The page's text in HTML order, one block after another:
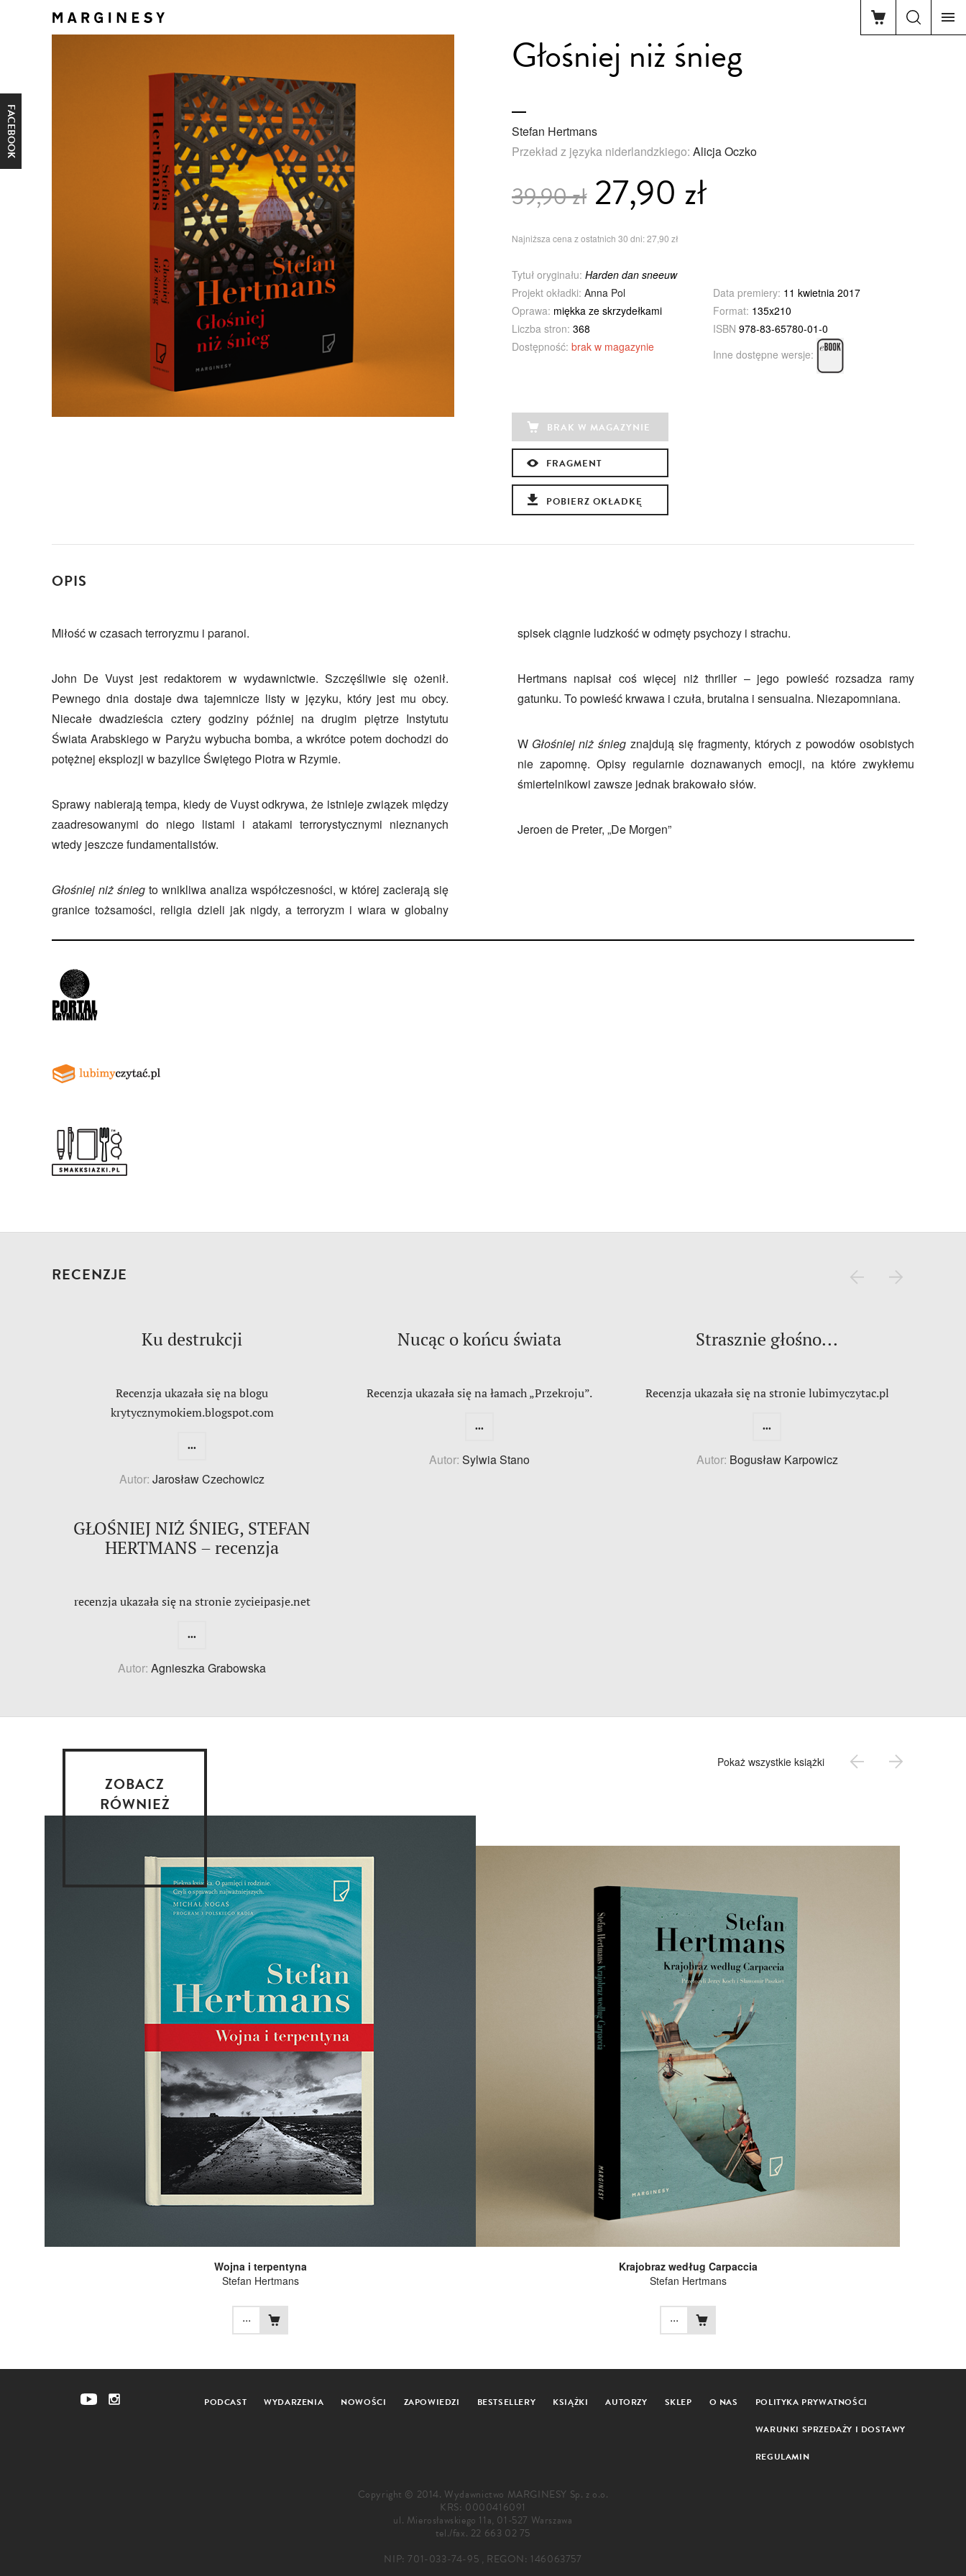
FACEBOOK
Głośniej niż śnieg
Stefan Hertmans
Przekład z języka niderlandzkiego: Alicja Oczko
39,90 zł27,90 zł
Najniższa cena z ostatnich 30 dni: 27,90 zł
Tytuł oryginału: Harden dan sneeuw
Projekt okładki: Anna Pol Data premiery: 11 kwietnia 2017
Oprawa: miękka ze skrzydełkami Format: 135x210
Liczba stron: 368 ISBN 978-83-65780-01-0
Dostępność: brak w magazynie
Inne dostępne wersje:
BRAK W MAGAZYNIE
FRAGMENT
POBIERZ OKŁADKĘ
OPIS
Miłość w czasach terroryzmu i paranoi.
John De Vuyst jest redaktorem w wydawnictwie. Szczęśliwie się ożenił.
Pewnego dnia dostaje dwa tajemnicze listy w języku, który jest mu obcy.
Niecałe dwadzieścia cztery godziny później na drugim piętrze Instytutu
Świata Arabskiego w Paryżu wybucha bomba, a wkrótce potem dochodzi do
potężnej eksplozji w bazylice Świętego Piotra w Rzymie.
Sprawy nabierają tempa, kiedy de Vuyst odkrywa, że istnieje związek między
zaadresowanymi do niego listami i atakami terrorystycznymi nieznanych
wtedy jeszcze fundamentalistów.
Głośniej niż śnieg to wnikliwa analiza współczesności, w której zacierają się
granice tożsamości, religia dzieli jak nigdy, a terroryzm i wiara w globalny
spisek ciągnie ludzkość w odmęty psychozy i strachu.
Hertmans napisał coś więcej niż thriller – jego powieść rozsadza ramy
gatunku. To powieść krwawa i czuła, brutalna i sensualna. Niezapomniana.
W Głośniej niż śniegznajdują się fragmenty, których z powodów osobistych
nie zapomnę. Opisy regularnie doznawanych emocji, na które zwykłemu
śmiertelnikowi zawsze jednak brakowało słów.
Jeroen de Preter, „De Morgen”
RECENZJE
Ku destrukcji
Recenzja ukazała się na blogu
krytycznymokiem.blogspot.com
...
Autor: Jarosław Czechowicz
Nucąc o końcu świata
Recenzja ukazała się na łamach „Przekroju”.
...
Autor: Sylwia Stano
Strasznie głośno...
Recenzja ukazała się na stronie lubimyczytac.pl
...
Autor: Bogusław Karpowicz
GŁOŚNIEJ NIŻ ŚNIEG, STEFAN
HERTMANS – recenzja
recenzja ukazała się na stronie zycieipasje.net
...
Autor: Agnieszka Grabowska
ZOBACZ
RÓWNIEŻ
Pokaż wszystkie książki
Wojna i terpentyna
Stefan Hertmans
...
Krajobraz według Carpaccia
Stefan Hertmans
...
PODCAST WYDARZENIA NOWOŚCI ZAPOWIEDZI BESTSELLERY KSIĄŻKI AUTORZY SKLEP O NAS POLITYKA PRYWATNOŚCI
WARUNKI SPRZEDAŻY I DOSTAWY
REGULAMIN
Copyright © 2014. Wydawnictwo MARGINESY Sp. z o.o.
KRS: 0000416091
ul. Mierosławskiego 11a, 01-527 Warszawa
tel./fax. 22 663 02 75
NIP: 701-033-74-95 , REGON: 146063757